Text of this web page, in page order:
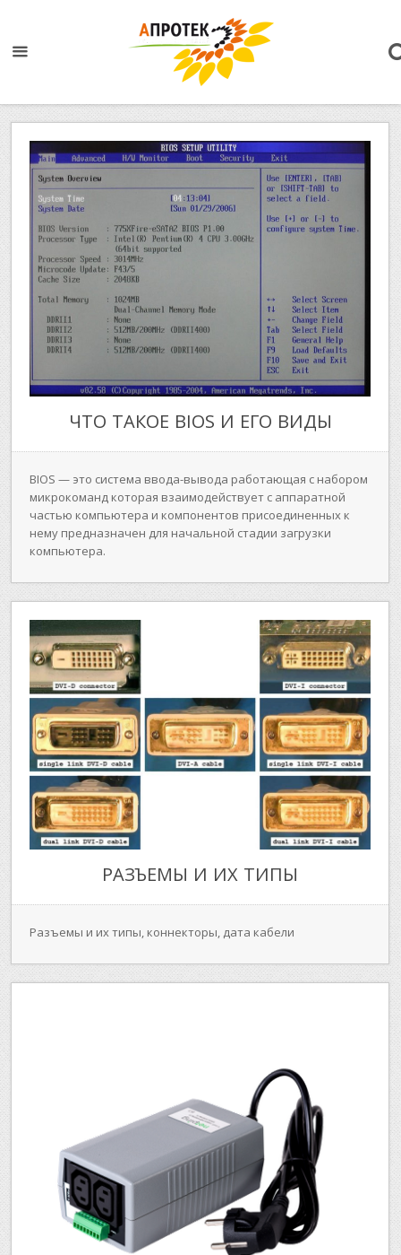
ЧТО ТАКОЕ BIOS И ЕГО ВИДЫ
BIOS — это система ввода-вывода работающая с набором
микрокоманд которая взаимодействует с аппаратной
частью компьютера и компонентов присоединенных к
нему предназначен для начальной стадии загрузки
компьютера.
РАЗЪЕМЫ И ИХ ТИПЫ
Разъемы и их типы, коннекторы, дата кабели